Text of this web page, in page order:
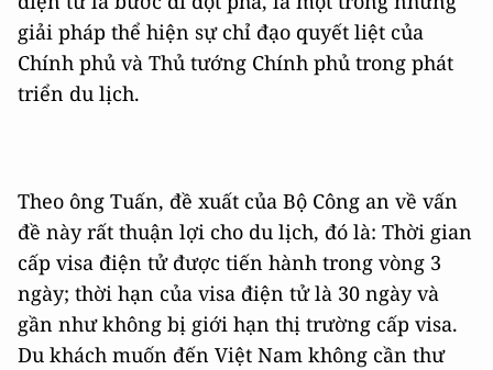
giải pháp thể hiện sự chỉ đạo quyết liệt của
Chính phủ và Thủ tướng Chính phủ trong phát
triển du lịch.
Theo ông Tuấn, đề xuất của Bộ Công an về vấn
đề này rất thuận lợi cho du lịch, đó là: Thời gian
cấp visa điện tử được tiến hành trong vòng 3
ngày; thời hạn của visa điện tử là 30 ngày và
gần như không bị giới hạn thị trường cấp visa.
Du khách muốn đến Việt Nam không cần thư